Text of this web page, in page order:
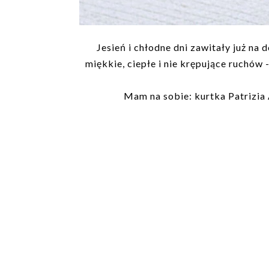
Jesień i chłodne dni zawitały już
miękkie, ciepłe i nie krępujące ruchów
Mam na sobie: kurtka Patrizia